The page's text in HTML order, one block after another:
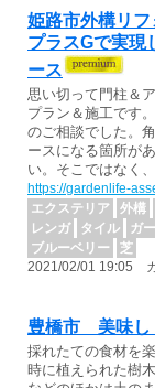
姫路市外構リフ
プラスGで実現
ース
思い切って門柱＆
プラン＆施工です
のご相談でした。
ースになる箇所が
い。そこではなく
https://gardenlife-
エクステリア
外構
レンガ
タイル ガ
ブルーベリー
芝
2021/02/01 19:05 ガ
豊橋市 美味し
採れたての食材を
時に植えられた樹